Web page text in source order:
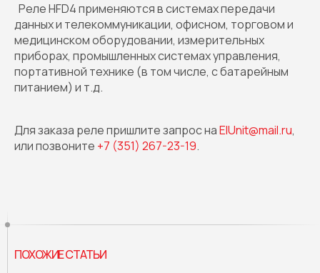
Реле HFD4 применяются в системах передачи
данных и телекоммуникации, офисном, торговом и
медицинском оборудовании, измерительных
приборах, промышленных системах управления,
портативной технике (в том числе, с батарейным
питанием) и т.д.
Для заказа реле пришлите запрос наElUnit@mail.ru,
или позвоните +7 (351) 267-23-19.
ПОХОЖИЕ СТАТЬИ